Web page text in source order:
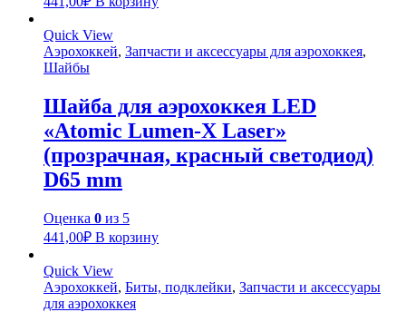
Quick View
Аэрохоккей, Запчасти и аксессуары для аэрохоккея,
Шайбы
Шайба для аэрохоккея LED
«Atomic Lumen-X Laser»
(прозрачная, красный светодиод)
D65 mm
Оценка 0 из 5
441,00₽ В корзину
Quick View
Аэрохоккей, Биты, подклейки, Запчасти и аксессуары
для аэрохоккея